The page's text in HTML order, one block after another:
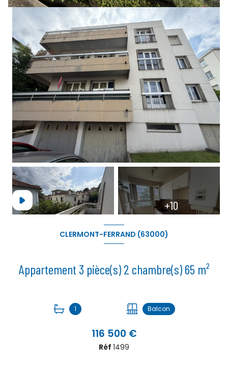
+10
CLERMONT-FERRAND (63000)
Appartement 3 pièce(s) 2 chambre(s) 65 m²
1 Balcon
116 500 €
Réf 1499